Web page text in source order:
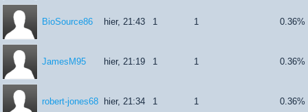
BioSource86 hier, 21:43 1 1 0.36%
JamesM95 hier, 21:19 1 1 0.36%
robert-jones68 hier, 21:34 1 1 0.36%